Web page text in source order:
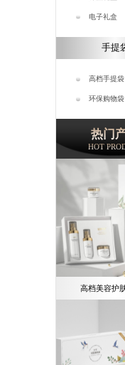
电子礼盒
手提
高档手提袋
环保购物袋
热门
HOT
高档美容护